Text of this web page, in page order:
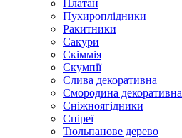
Платан
Пухироплідники
Ракитники
Сакури
Скіммія
Скумпії
Слива декоративна
Смородина декоративна
Сніжноягідники
Спіреї
Тюльпанове дерево